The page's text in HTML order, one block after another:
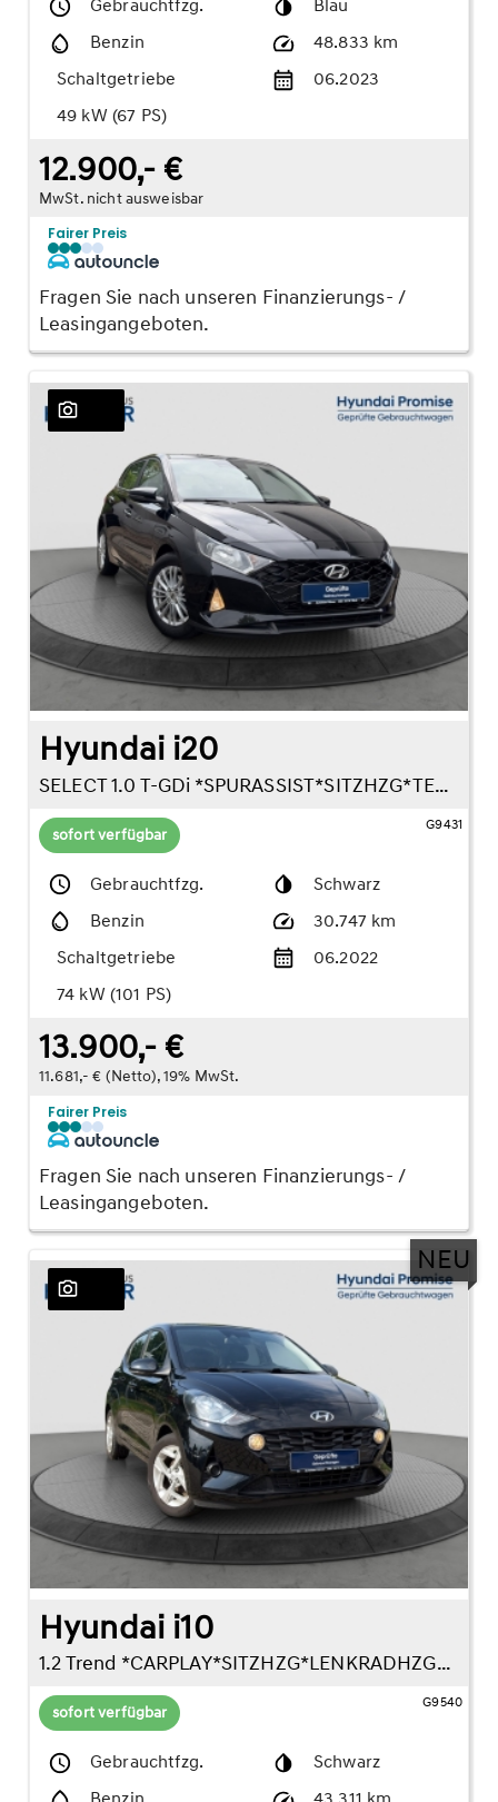
Gebrauchtfzg.
Blau
Benzin
48.833 km
Schaltgetriebe
06.2023
49 kW (67 PS)
12.900,- €
MwSt. nicht ausweisbar
Fairer Preis
Fragen Sie nach unseren Finanzierungs- /
Leasingangeboten.
Hyundai i20
SELECT 1.0 T-GDi *SPURASSIST*SITZHZG*TEMPOMAT*
sofort verfügbar
G9431
Gebrauchtfzg.
Schwarz
Benzin
30.747 km
Schaltgetriebe
06.2022
74 kW (101 PS)
13.900,- €
11.681,- € (Netto), 19% MwSt.
Fairer Preis
Fragen Sie nach unseren Finanzierungs- /
Leasingangeboten.
NEU
Hyundai i10
1.2 Trend *CARPLAY*SITZHZG*LENKRADHZG*KLIMAAUTO*
sofort verfügbar
G9540
Gebrauchtfzg.
Schwarz